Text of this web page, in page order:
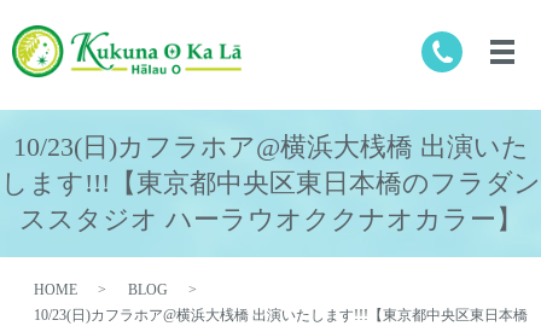
10/23(日)カフラホア@横浜大桟橋 出演いた
します!!!【東京都中央区東日本橋のフラダン
ススタジオ ハーラウオククナオカラー】
HOME
BLOG
10/23(日)カフラホア@横浜大桟橋 出演いたします!!!【東京都中央区東日本橋